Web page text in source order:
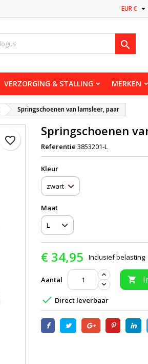
EUR € 

VERZORGING & STALLING MERKEN
Springschoenen van lamsleer, paar
favorite_border
Springschoenen
Referentie 3853201-L
Kleur
Maat
€ 34,95 Inclusief belasting
Aantal 
 Direct leverbaar